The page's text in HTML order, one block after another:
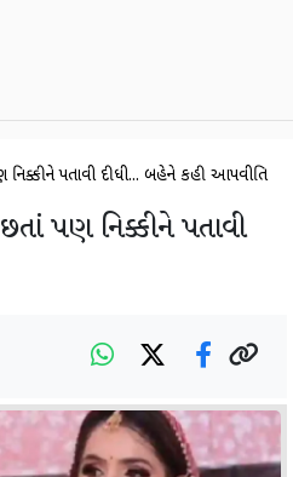
પતાવી દીધી... બહેને કહી આપવીતિ
પણ નિક્કીને પતાવી